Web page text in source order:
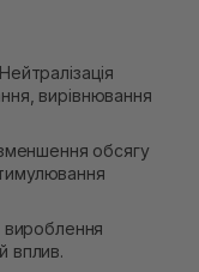
Нейтралізація
вирівнювання
обсягу
вироблення
вплив.